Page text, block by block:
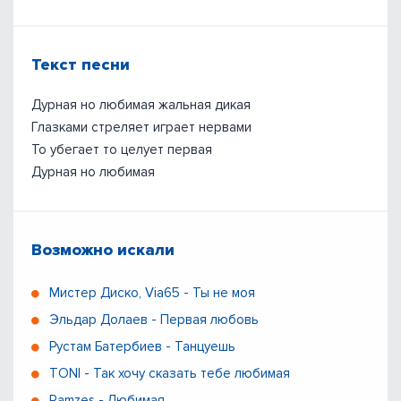
Текст песни
Дурная но любимая жальная дикая
Глазками стреляет играет нервами
То убегает то целует первая
Дурная но любимая
Возможно искали
Мистер Диско, Via65 - Ты не моя
Эльдар Долаев - Первая любовь
Рустам Батербиев - Танцуешь
TONI - Так хочу сказать тебе любимая